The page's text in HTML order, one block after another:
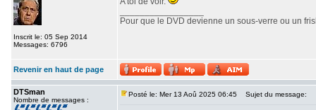
Inscrit le: 05 Sep 2014
Messages: 6796
Pour que le DVD devienne un sous-verre ou un
Revenir en haut de page
DTSman
Nombre de messages :
Posté le: Mer 13 Aoû 2025 06:45 Sujet du message: